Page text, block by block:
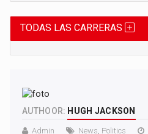
TODAS LAS CARRERAS
AUTHOOR: HUGH JACKSON
Admin News Politics